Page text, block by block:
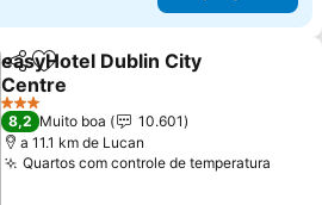
PartilharAdicionar aos favoritos
easyHotel Dublin City
Centre
Ver preços
3 Estrelas
8,2 Muito boa
10.601
a 11.1 km de Lucan
Quartos com controle de temperatura